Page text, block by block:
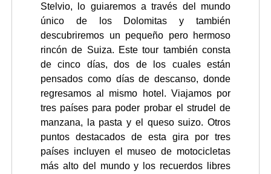
Stelvio, lo guiaremos a través del mundo
único de los Dolomitas y también
descubriremos un pequeño pero hermoso
rincón de Suiza. Este tour también consta
de cinco días, dos de los cuales están
pensados como días de descanso, donde
regresamos al mismo hotel. Viajamos por
tres países para poder probar el strudel de
manzana, la pasta y el queso suizo. Otros
puntos destacados de esta gira por tres
países incluyen el museo de motocicletas
más alto del mundo y los recuerdos libres